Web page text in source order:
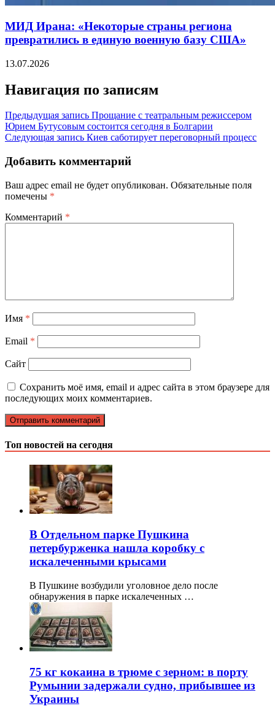
МИД Ирана: «Некоторые страны региона
превратились в единую военную базу США»
13.07.2026
Навигация по записям
Предыдущая запись Прощание с театральным режиссером
Юрием Бутусовым состоится сегодня в Болгарии
Следующая запись Киев саботирует переговорный процесс
Добавить комментарий
Ваш адрес email не будет опубликован. Обязательные поля
помечены *
Комментарий *
Имя *
Email *
Сайт
Сохранить моё имя, email и адрес сайта в этом браузере для
последующих моих комментариев.
Топ новостей на сегодня
В Отдельном парке Пушкина
петербурженка нашла коробку с
искалеченными крысами
В Пушкине возбудили уголовное дело после
обнаружения в парке искалеченных …
75 кг кокаина в трюме с зерном: в порту
Румынии задержали судно, прибывшее из
Украины